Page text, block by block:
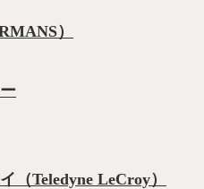
）
（Teledyne LeCroy）